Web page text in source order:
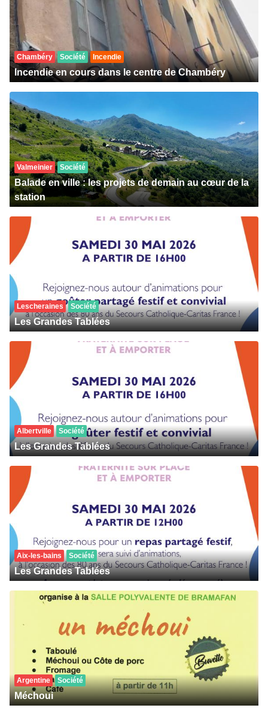
Chambéry Société Incendie
Incendie en cours dans le centre de Chambéry
Valmeinier Société
Balade en ville : les projets de demain au cœur de la
station
Lescheraines Société
Les Grandes Tablées
Albertville Société
Les Grandes Tablées
Aix-les-bains Société
Les Grandes Tablées
Argentine Société
Méchoui